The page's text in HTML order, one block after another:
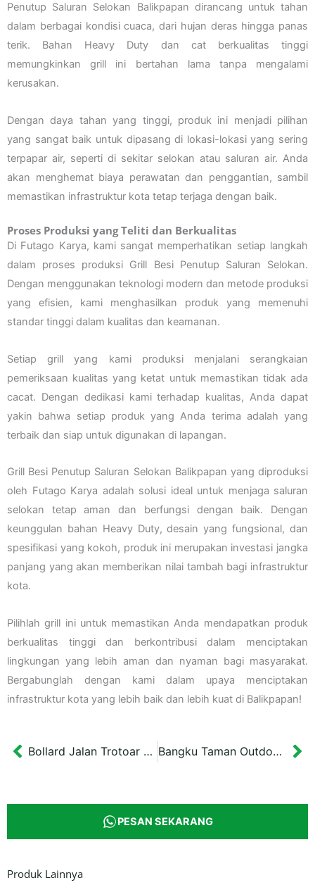
Penutup Saluran Selokan Balikpapan dirancang untuk tahan
dalam berbagai kondisi cuaca, dari hujan deras hingga panas
terik. Bahan Heavy Duty dan cat berkualitas tinggi
memungkinkan grill ini bertahan lama tanpa mengalami
kerusakan.
Dengan daya tahan yang tinggi, produk ini menjadi pilihan
yang sangat baik untuk dipasang di lokasi-lokasi yang sering
terpapar air, seperti di sekitar selokan atau saluran air. Anda
akan menghemat biaya perawatan dan penggantian, sambil
memastikan infrastruktur kota tetap terjaga dengan baik.
Proses Produksi yang Teliti dan Berkualitas
Di Futago Karya, kami sangat memperhatikan setiap langkah
dalam proses produksi Grill Besi Penutup Saluran Selokan.
Dengan menggunakan teknologi modern dan metode produksi
yang efisien, kami menghasilkan produk yang memenuhi
standar tinggi dalam kualitas dan keamanan.
Setiap grill yang kami produksi menjalani serangkaian
pemeriksaan kualitas yang ketat untuk memastikan tidak ada
cacat. Dengan dedikasi kami terhadap kualitas, Anda dapat
yakin bahwa setiap produk yang Anda terima adalah yang
terbaik dan siap untuk digunakan di lapangan.
Grill Besi Penutup Saluran Selokan Balikpapan yang diproduksi
oleh Futago Karya adalah solusi ideal untuk menjaga saluran
selokan tetap aman dan berfungsi dengan baik. Dengan
keunggulan bahan Heavy Duty, desain yang fungsional, dan
spesifikasi yang kokoh, produk ini merupakan investasi jangka
panjang yang akan memberikan nilai tambah bagi infrastruktur
kota.
Pilihlah grill ini untuk memastikan Anda mendapatkan produk
berkualitas tinggi dan berkontribusi dalam menciptakan
lingkungan yang lebih aman dan nyaman bagi masyarakat.
Bergabunglah dengan kami dalam upaya menciptakan
infrastruktur kota yang lebih baik dan lebih kuat di Balikpapan!
Prev Bollard Jalan Trotoar Motif Semanggi Surabaya 85 cm Bangku Taman Outdoor Minimalis Pasuruan 150 cm
PESAN SEKARANG
Produk Lainnya